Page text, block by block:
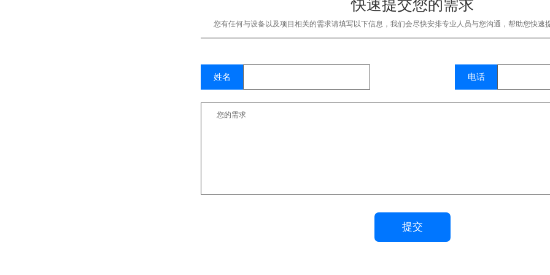
快速提交您的需求
您有任何与设备以及项目相关的需求请填写以下信息，我们会尽快安排专业人员与您沟通，帮助您快速
姓名 电话
提交